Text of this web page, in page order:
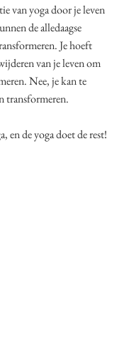
van yoga door je leven
de alledaagse
Je hoeft
van je leven om
Nee, je kan te
transformeren.
en de yoga doet de rest!